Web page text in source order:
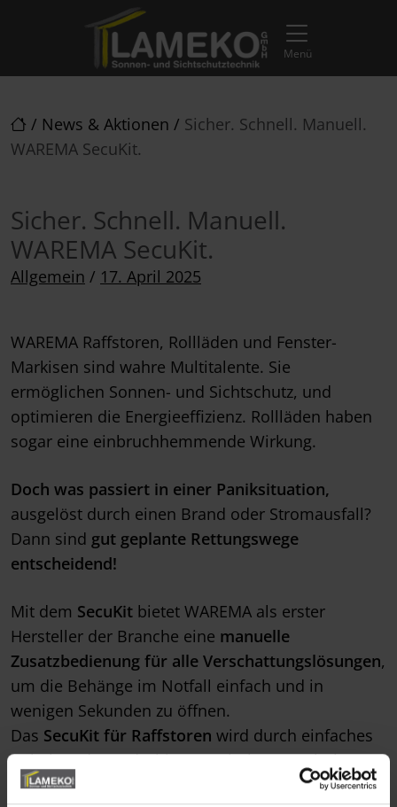
zur Top-Navigation
zur Hauptnavigation
Inhalt springen
zum Footer
Hauptnavigation
Menü
/ News & Aktionen / Sicher. Schnell. Manuell.
WAREMA SecuKit.
Sicher. Schnell. Manuell.
WAREMA SecuKit.
Allgemein / Posted on
17. April 2025
WAREMA Raffstoren, Rollläden und Fenster-
Markisen sind wahre Multitalente. Sie
ermöglichen Sonnen- und Sichtschutz, und
optimieren die Energieeffizienz. Rollläden haben
sogar eine einbruchhemmende Wirkung.
Doch was passiert in einer Paniksituation,
ausgelöst durch einen Brand oder Stromausfall?
Dann sind gut geplante Rettungswege
entscheidend!
Mit dem SecuKit bietet WAREMA als erster
Hersteller der Branche eine manuelle
Zusatzbedienung für alle Verschattungslösungen,
um die Behänge im Notfall einfach und in
wenigen Sekunden zu öffnen.
Das SecuKit für Raffstoren wird durch einfaches
Anheben der Endschiene nachoben geschoben
und rastet auf einer vordefinierten Höhe ein. Von